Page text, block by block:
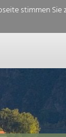
stimmen